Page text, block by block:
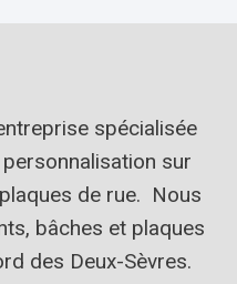
spécialisée
sur
de rue. Nous
bâches et plaques
des Deux-Sèvres.